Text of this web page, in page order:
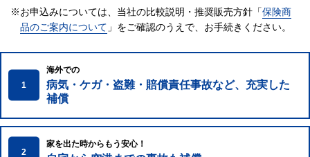
※お申込みについては、当社の比較説明・推奨販売方針「保険商
品のご案内について 」をご確認のうえで、 お手続きください。
1
海外での
病気・ケガ・盗難・賠償責任事故など、充実した
補償
2
家を出た時からもう安心！